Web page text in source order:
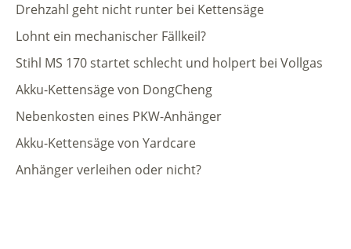
Drehzahl geht nicht runter bei Kettensäge
Lohnt ein mechanischer Fällkeil?
Stihl MS 170 startet schlecht und holpert bei Vollgas
Akku-Kettensäge von DongCheng
Nebenkosten eines PKW-Anhänger
Akku-Kettensäge von Yardcare
Anhänger verleihen oder nicht?